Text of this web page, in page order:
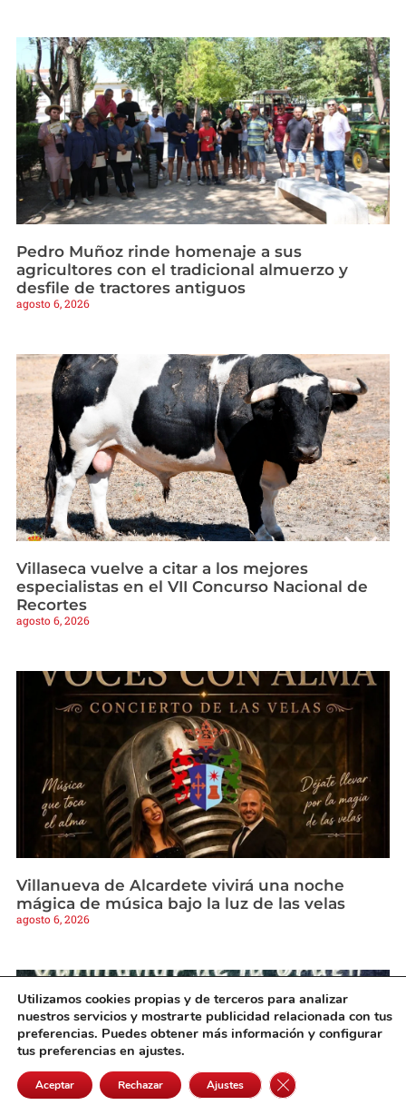
Pedro Muñoz rinde homenaje a sus
agricultores con el tradicional almuerzo y
desfile de tractores antiguos
agosto 6, 2026
Villaseca vuelve a citar a los mejores
especialistas en el VII Concurso Nacional de
Recortes
agosto 6, 2026
Villanueva de Alcardete vivirá una noche
mágica de música bajo la luz de las velas
agosto 6, 2026
Utilizamos cookies propias y de terceros para analizar
nuestros servicios y mostrarte publicidad relacionada con tus
preferencias. Puedes obtener más información y configurar
tus preferencias en ajustes.
Aceptar Rechazar Ajustes Cerrar el banner de